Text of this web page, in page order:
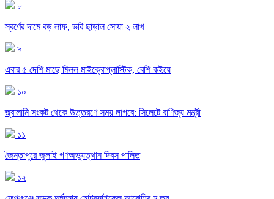
৮
স্বর্ণের দামে বড় লাফ, ভরি ছাড়াল সোয়া ২ লাখ
৯
এবার ৫ দেশি মাছে মিলল মাইক্রোপ্লাস্টিক, বেশি কইয়ে
১০
জ্বালানি সংকট থেকে উত্তরণে সময় লাগবে: সিলেটে বাণিজ্য মন্ত্রী
১১
জৈন্তাপুরে জুলাই গণঅভ্যুত্থান দিবস পালিত
১২